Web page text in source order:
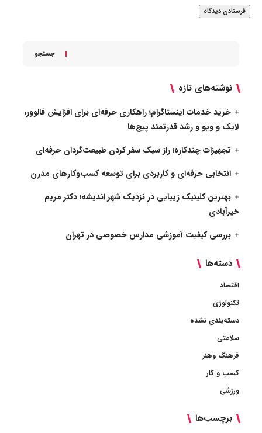
جستجو
نوشته‌های تازه
خرید خدمات اینستاگرام؛ راهکاری حرفه‌ای برای افزایش فالوور،
لایک و ویو و رشد قدرتمند پیج‌ها
تجهیزات چندکاره؛ راز سبک سفر کردن طبیعت‌گردان حرفه‌ای
انتخابی حرفه‌ای و کاربردی برای توسعه کسب‌وکارهای مدرن
بهترین کلینیک زیبایی در نزدیک شهر اندیشه؛ دکتر مریم
خیرآبادی
بررسی کیفیت آموزشی مدارس خصوصی در تهران
دسته‌ها
اقتصاد
تکنولوژی
دسته‌بندی نشده
سلامتی
فرهنگ وهنر
کسب و کار
ورزشی
برچسب‌ها